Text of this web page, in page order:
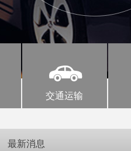
交通运输
最新消息